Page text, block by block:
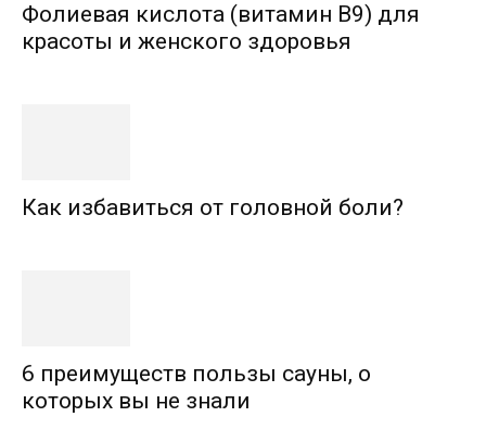
Фолиевая кислота (витамин В9) для
красоты и женского здоровья
Как избавиться от головной боли?
6 преимуществ пользы сауны, о
которых вы не знали